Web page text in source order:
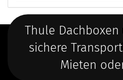
Thule
sichere
Mieten